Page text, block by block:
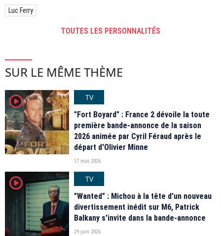
Luc Ferry
TOUTES LES PERSONNALITÉS
SUR LE MÊME THÈME
player2
TV
"Fort Boyard" : France 2 dévoile la toute
première bande-annonce de la saison
2026 animée par Cyril Féraud après le
départ d'Olivier Minne
17 mai 2026
player2
TV
"Wanted" : Michou à la tête d'un nouveau
divertissement inédit sur M6, Patrick
Balkany s'invite dans la bande-annonce
29 juin 2026